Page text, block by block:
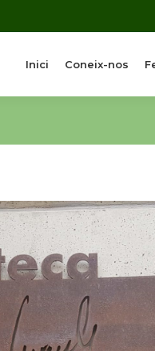
Inici Coneix-nos